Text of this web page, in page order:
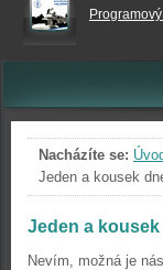
Nacházíte se:
Jeden a kousek
Jeden a
Nevím, možná je